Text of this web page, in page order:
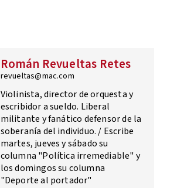
Román Revueltas Retes
revueltas@mac.com
Violinista, director de orquesta y
escribidor a sueldo. Liberal
militante y fanático defensor de la
soberanía del individuo. / Escribe
martes, jueves y sábado su
columna "Política irremediable" y
los domingos su columna
"Deporte al portador"